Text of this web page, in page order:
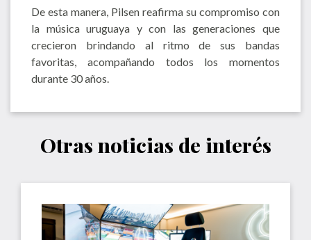
De esta manera, Pilsen reafirma su compromiso con
la música uruguaya y con las generaciones que
crecieron brindando al ritmo de sus bandas
favoritas, acompañando todos los momentos
durante 30 años.
Otras noticias de interés